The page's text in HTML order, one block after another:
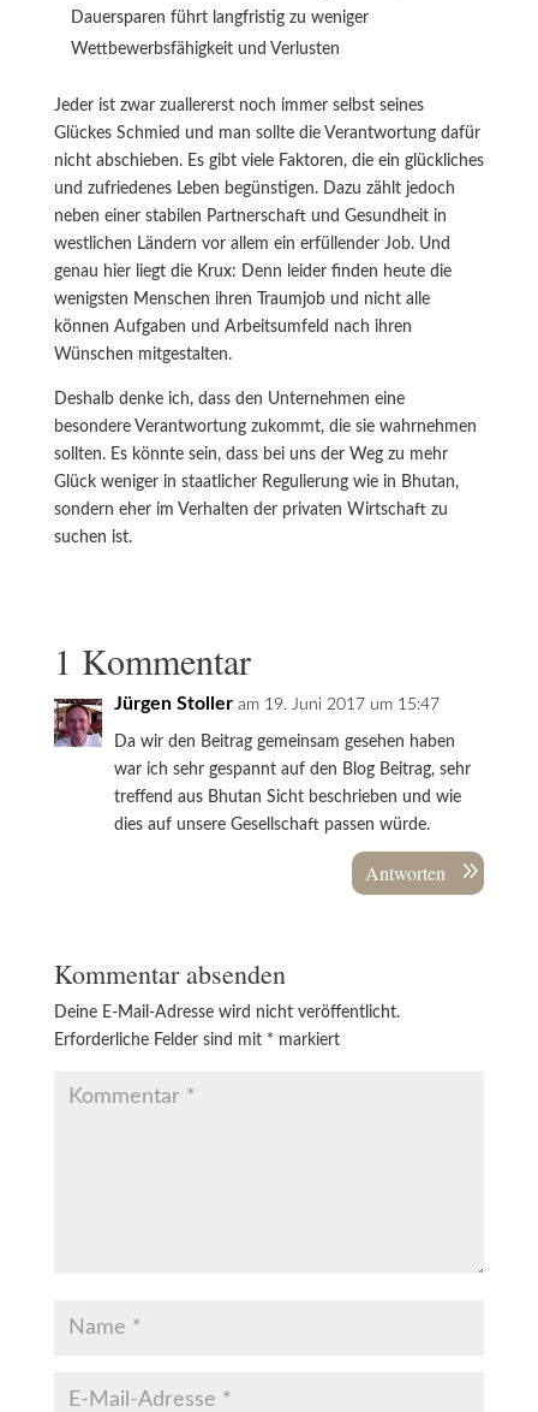
Dauersparen führt langfristig zu weniger
Wettbewerbsfähigkeit und Verlusten
Jeder ist zwar zuallererst noch immer selbst seines
Glückes Schmied und man sollte die Verantwortung dafür
nicht abschieben. Es gibt viele Faktoren, die ein glückliches
und zufriedenes Leben begünstigen. Dazu zählt jedoch
neben einer stabilen Partnerschaft und Gesundheit in
westlichen Ländern vor allem ein erfüllender Job. Und
genau hier liegt die Krux: Denn leider finden heute die
wenigsten Menschen ihren Traumjob und nicht alle
können Aufgaben und Arbeitsumfeld nach ihren
Wünschen mitgestalten.
Deshalb denke ich, dass den Unternehmen eine
besondere Verantwortung zukommt, die sie wahrnehmen
sollten. Es könnte sein, dass bei uns der Weg zu mehr
Glück weniger in staatlicher Regulierung wie in Bhutan,
sondern eher im Verhalten der privaten Wirtschaft zu
suchen ist.
1 Kommentar
Jürgen Stoller am 19. Juni 2017 um 15:47
Da wir den Beitrag gemeinsam gesehen haben
war ich sehr gespannt auf den Blog Beitrag, sehr
treffend aus Bhutan Sicht beschrieben und wie
dies auf unsere Gesellschaft passen würde.
Antworten
Kommentar absenden
Deine E-Mail-Adresse wird nicht veröffentlicht.
Erforderliche Felder sind mit * markiert